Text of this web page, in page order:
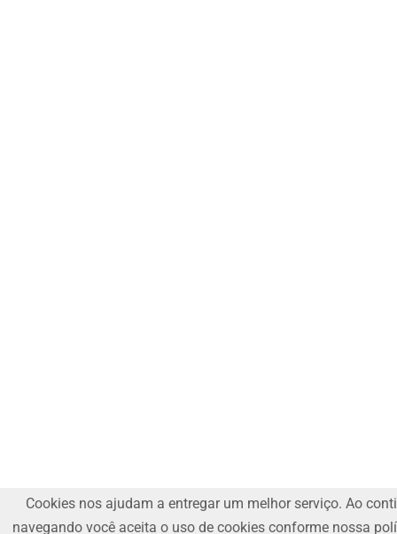
Cookies nos ajudam a entregar um melhor serviço. Ao
navegando você aceita o uso de cookies conforme nossa